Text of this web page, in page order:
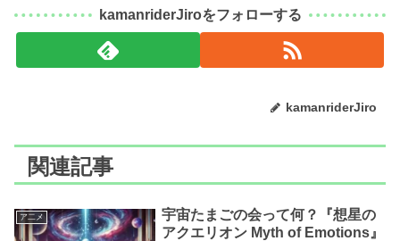
kamanriderJiroをフォローする
kamanriderJiro
関連記事
ア二メ
宇宙たまごの会って何？『想星の
アクエリオン Myth of Emotions』